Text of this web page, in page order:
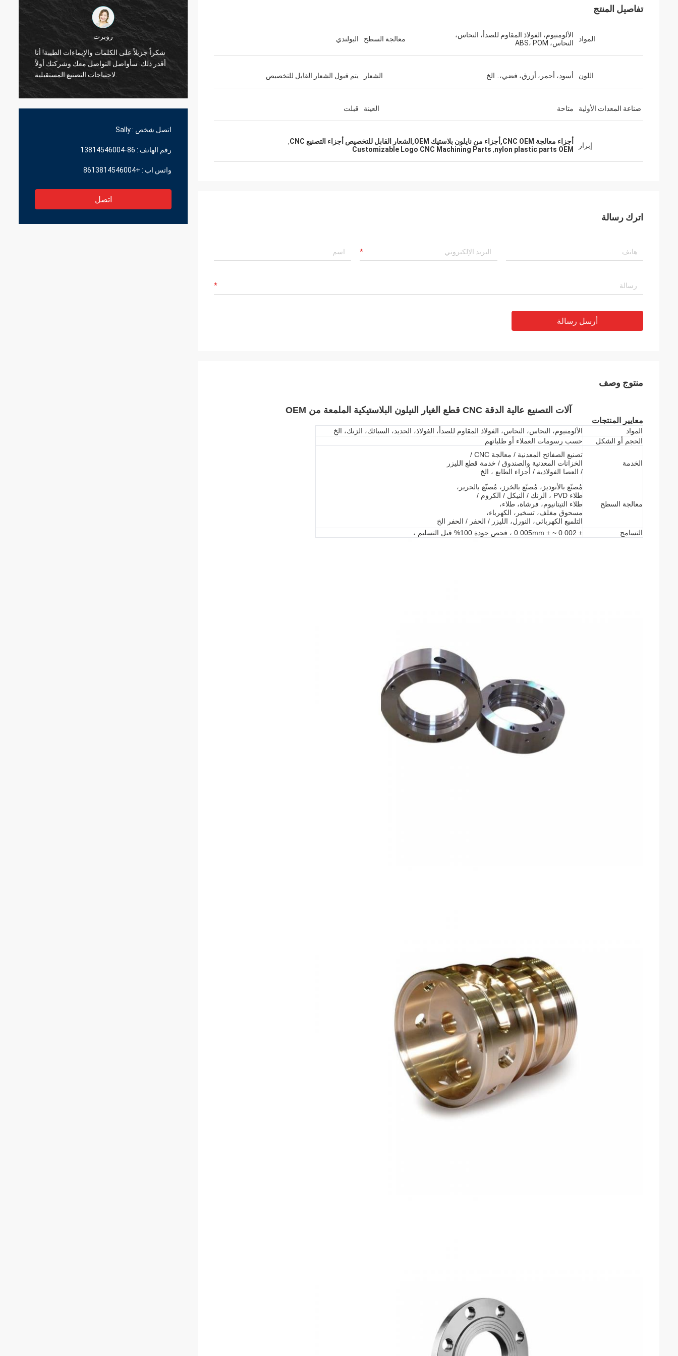
روبرت
شكراً جزيلاً على الكلمات والإيماءات الطيبة! أنا
أقدر ذلك. سأواصل التواصل معك وشركتك أولاً
أريد أن أشكركم يا رفاق على الرجال الذين كانوا
اتصل شخص :Sally
رقم الهاتف : 86-13814546004
واتس اب : +8613814546004
اتصل
تفاصيل المنتج
المواد
الألومنيوم، الفولاذ المقاوم للصدأ، النحاس،
النحاس، ABS، POM
معالجة السطح البولندي
اللون أسود، أحمر، أزرق، فضي،.. الخ الشعار يتم قبول الشعار القابل للتخصيص
صناعة المعدات الأولية متاحة العينة قبلت
إبراز أجزاء معالجة CNC OEM,أجزاء من نايلون بلاستيك OEM,الشعار القابل للتخصيص أجزاء التصنيع CNC
,
nylon plastic parts OEM
,
Customizable Logo CNC Machining Parts
اترك رسالة
أرسل رسالة
منتوج وصف
آلات التصنيع عالية الدقة CNC قطع الغيار النيلون البلاستيكية الملمعة من OEM
معايير المنتجات
المواد
الألومنيوم، النحاس، النحاس، الفولاذ المقاوم للصدأ، الفولاذ، الحديد، السبائك، الزنك، الخ
الحجم أو الشكل
حسب رسومات العملاء أو طلباتهم
الخدمة
تصنيع الصفائح المعدنية / معالجة CNC /
الخزانات المعدنية والصندوق / خدمة قطع الليزر
/ العصا الفولاذية / أجزاء الطابع ، الخ
معالجة السطح
مُصنّع بالأنوديز، مُصنّع بالخرز، مُصنّع بالحرير،
طلاء PVD ، الزنك / النيكل / الكروم /
طلاء التيتانيوم، فرشاة، طلاء،
مسحوق مغلف، تسخير، الكهرباء،
التلميع الكهربائي، النورل، الليزر / الحفر / الحفر الخ
التسامح
± 0.002 ~ ± 0.005mm ، فحص جودة 100% قبل التسليم ،